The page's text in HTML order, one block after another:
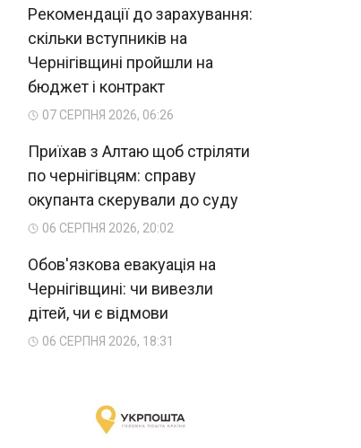
Рекомендації до зарахування:
скільки вступників на
Чернігівщині пройшли на
бюджет і контракт
07 СЕРПНЯ 2026, 06:26
Приїхав з Алтаю щоб стріляти
по чернігівцям: справу
окупанта скерували до суду
06 СЕРПНЯ 2026, 20:02
Обов'язкова евакуація на
Чернігівщині: чи вивезли
дітей, чи є відмови
06 СЕРПНЯ 2026, 18:31